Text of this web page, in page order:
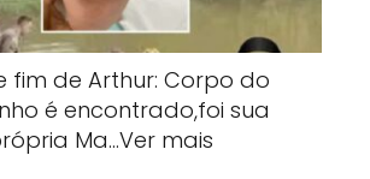
fim de Arthur: Corpo do
é encontrado,foi sua
Ma…Ver mais